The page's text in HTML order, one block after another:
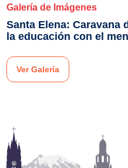
Galería de Imágenes
Santa Elena: Caravana
la educación con el
Ver Galería